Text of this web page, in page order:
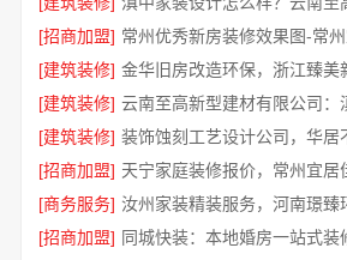
[招商加盟]
[建筑装修]
[建筑装修] 云南至高新型建材有限公司：
[建筑装修] 装饰蚀刻工艺设计公司，华居
[招商加盟] 天宁家庭装修报价，常州宜居
[商务服务]
[招商加盟] 同城快装：本地婚房一站式装